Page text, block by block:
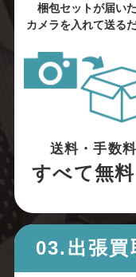
梱包セットが届い
カメラを入れて送る
送料・手数料
すべて無料
03.出張買